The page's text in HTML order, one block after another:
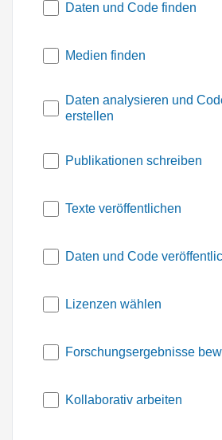
Daten und Code finden
Medien finden
Daten analysieren und
erstellen
Publikationen schreiben
Texte veröffentlichen
Daten und Code
Lizenzen wählen
Forschungsergebnisse
Kollaborativ arbeiten